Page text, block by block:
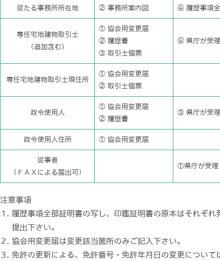
従たる事務所所在地
② 事務所案内図
④ 履歴事項
専任宅地建物取引士
（追加含む）
① 協会用変更届
② 履歴書
③ 取引士個票
④ 県庁が受
専任宅地建物取引士現住所
① 協会用変更届
② 取引士個票
政令使用人
① 協会用変更届
② 履歴書
③ 県庁が受
政令使用人住所 ① 協会用変更届
従事者
（ＦＡＸによる届出可）
①県庁が受理
注意事項
履歴事項全部証明書の写し、印鑑証明書の原本はそれぞれ
提出下さい。
協会用変更届は変更該当箇所のみご記入下さい。
免許の更新による、免許番号・免許年月日の変更について